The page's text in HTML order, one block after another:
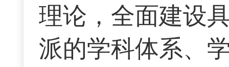
理论，全面建设
派的学科体系、